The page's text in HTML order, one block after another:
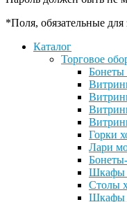
*Поля, обязательные для
Каталог
Торговое
Бонеты
Горки
Лари
Шкафы
Столы
Шкафы